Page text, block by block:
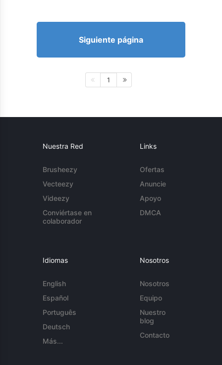
Siguiente página
1
Nuestra Red
Brusheezy
Vecteezy
Videezy
Conviértase en
colaborador
Links
Ofertas
Anuncie
Apoyo
DMCA
Idiomas
English
Español
Português
Deutsch
Más...
Nosotros
Nosotros
Equipo
Nuestro
blog
Contacto